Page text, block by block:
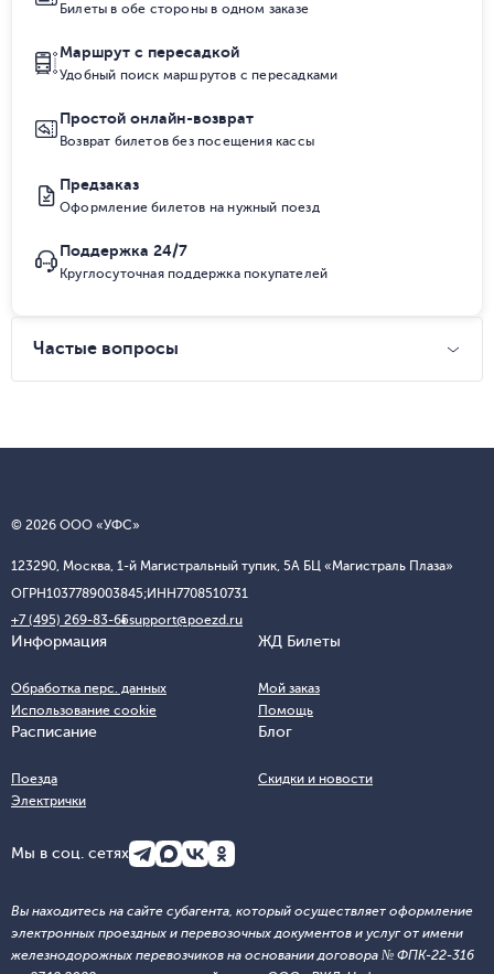
Билеты в обе стороны в одном заказе
Маршрут с пересадкой
Удобный поиск маршрутов с пересадками
Простой онлайн-возврат
Возврат билетов без посещения кассы
Предзаказ
Оформление билетов на нужный поезд
Поддержка 24/7
Круглосуточная поддержка покупателей
Частые вопросы
© 2026 ООО «УФС»
123290, Москва, 1-й Магистральный тупик, 5А БЦ «Магистраль Плаза»
ОГРН1037789003845;ИНН7708510731
+7 (495) 269-83-65support@poezd.ru
Информация
Обработка перс. данных
Использование cookie
ЖД Билеты
Мой заказ
Помощь
Расписание
Поезда
Электрички
Блог
Скидки и новости
Мы в соц. сетях
Вы находитесь на сайте субагента, который осуществляет оформление
электронных проездных и перевозочных документов и услуг от имени
железнодорожных перевозчиков на основании договора № ФПК-22-316